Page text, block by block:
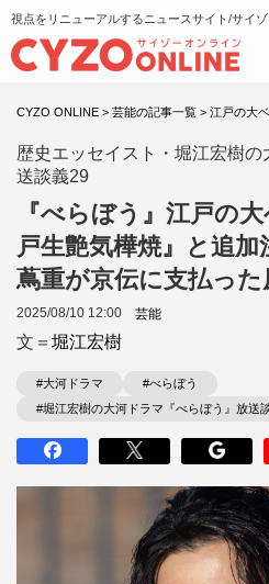
視点をリニューアルするニュースサイト/サイ
CYZO ONLINE > 芸能の記事一覧 > 江戸の大
歴史エッセイスト・堀江宏樹
送談義29
『べらぼう』江戸の
戸生艶気樺焼』と追
蔦重が京伝に支払っ
2025/08/10 12:00 芸能
文＝ 堀江宏樹
#大河ドラマ
#べらぼう
#堀江宏樹の大河ドラマ『べらぼう』放送